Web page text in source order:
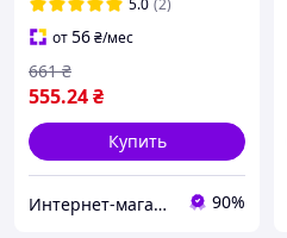
дома и дачи
5.0 (2)
от56₴/мес
555.24₴
661 ₴
Купить
Интернет-магазин "Grandmarket24" 90%